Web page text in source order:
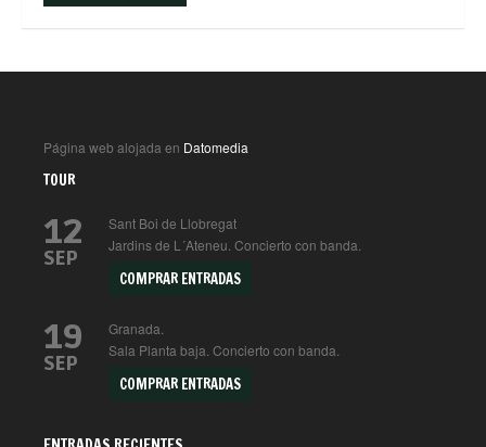
Página web alojada en Datomedia
TOUR
12
SEP
Sant Boi de Llobregat
Jardins de L´Ateneu. Concierto con banda.
COMPRAR ENTRADAS
19
SEP
Granada.
Sala Planta baja. Concierto con banda.
COMPRAR ENTRADAS